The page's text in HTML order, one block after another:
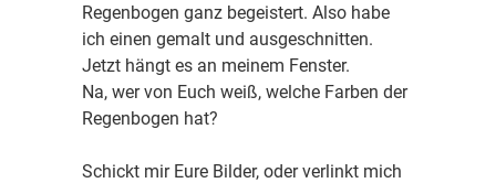
Regenbogen ganz begeistert. Also habe
ich einen gemalt und ausgeschnitten.
Jetzt hängt es an meinem Fenster.
Na, wer von Euch weiß, welche Farben der
Regenbogen hat?
Schickt mir Eure Bilder, oder verlinkt mich